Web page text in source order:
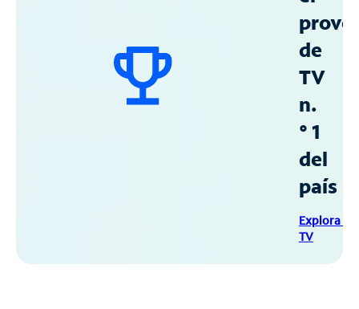
de
TV
n.
° 1
del
país
Explora
TV